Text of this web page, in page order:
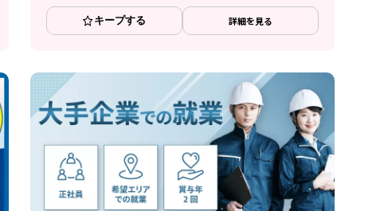
キープする 詳細を見る